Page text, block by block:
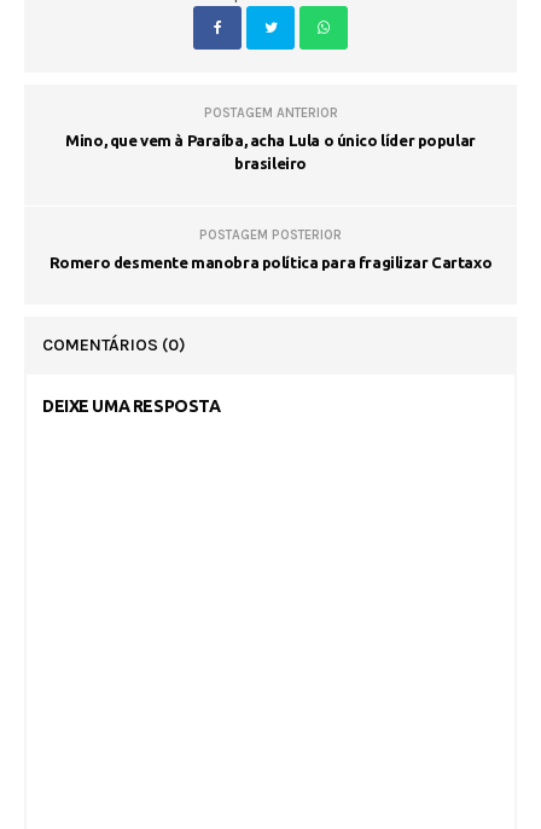
POSTAGEM ANTERIOR
Mino, que vem à Paraíba, acha Lula o único líder popular
brasileiro
POSTAGEM POSTERIOR
Romero desmente manobra política para fragilizar Cartaxo
COMENTÁRIOS (0)
DEIXE UMA RESPOSTA